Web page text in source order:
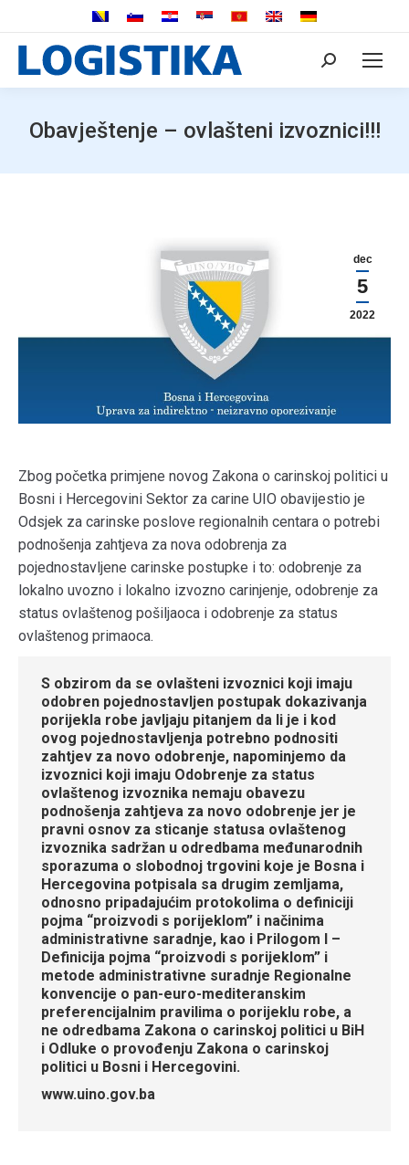
Search:
Obavještenje – ovlašteni izvoznici!!!
dec
5
2022
Zbog početka primjene novog Zakona o carinskoj politici u
Bosni i Hercegovini Sektor za carine UIO obavijestio je
Odsjek za carinske poslove regionalnih centara o potrebi
podnošenja zahtjeva za nova odobrenja za
pojednostavljene carinske postupke i to: odobrenje za
lokalno uvozno i lokalno izvozno carinjenje, odobrenje za
status ovlaštenog pošiljaoca i odobrenje za status
ovlaštenog primaoca.
S obzirom da se ovlašteni izvoznici koji imaju
odobren pojednostavljen postupak dokazivanja
porijekla robe javljaju pitanjem da li je i kod
ovog pojednostavljenja potrebno podnositi
zahtjev za novo odobrenje, napominjemo da
izvoznici koji imaju Odobrenje za status
ovlaštenog izvoznika nemaju obavezu
podnošenja zahtjeva za novo odobrenje jer je
pravni osnov za sticanje statusa ovlaštenog
izvoznika sadržan u odredbama međunarodnih
sporazuma o slobodnoj trgovini koje je Bosna i
Hercegovina potpisala sa drugim zemljama,
odnosno pripadajućim protokolima o definiciji
pojma “proizvodi s porijeklom” i načinima
administrativne saradnje, kao i Prilogom I –
Definicija pojma “proizvodi s porijeklom” i
metode administrativne suradnje Regionalne
konvencije o pan-euro-mediteranskim
preferencijalnim pravilima o porijeklu robe, a
ne odredbama Zakona o carinskoj politici u BiH
i Odluke o provođenju Zakona o carinskoj
politici u Bosni i Hercegovini.
www.uino.gov.ba